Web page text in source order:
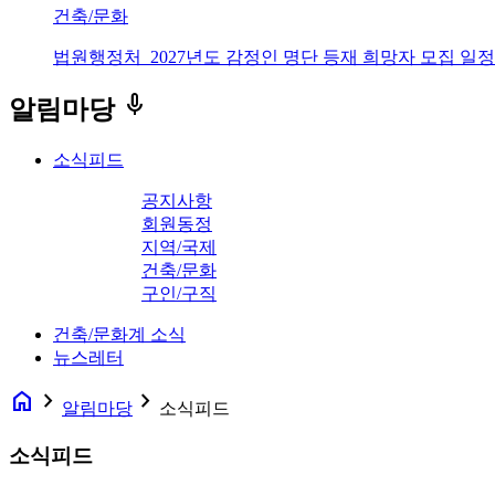
건축/문화
법원행정처_2027년도 감정인 명단 등재 희망자 모집 일
알림마당 keyboard_voice
소식피드
공지사항
회원동정
지역/국제
건축/문화
구인/구직
건축/문화계 소식
뉴스레터
home navigate_next 알림마당 navigate_next 소식피드
소식피드